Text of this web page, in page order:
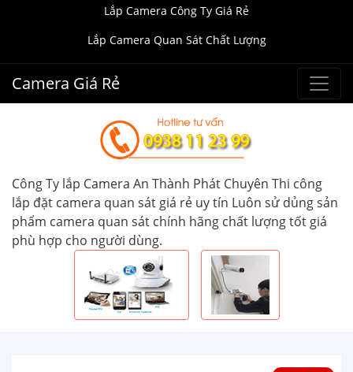
Lắp Camera Công Ty Giá Rẻ
Lắp Camera Quan Sát Chất Lượng
Camera Giá Rẻ
Công Ty lắp Camera An Thành Phát Chuyên Thi công
lắp đặt camera quan sát giá rẻ uy tín Luôn sử dủng sản
phẩm camera quan sát chính hãng chất lượng tốt giá
phù hợp cho người dùng.